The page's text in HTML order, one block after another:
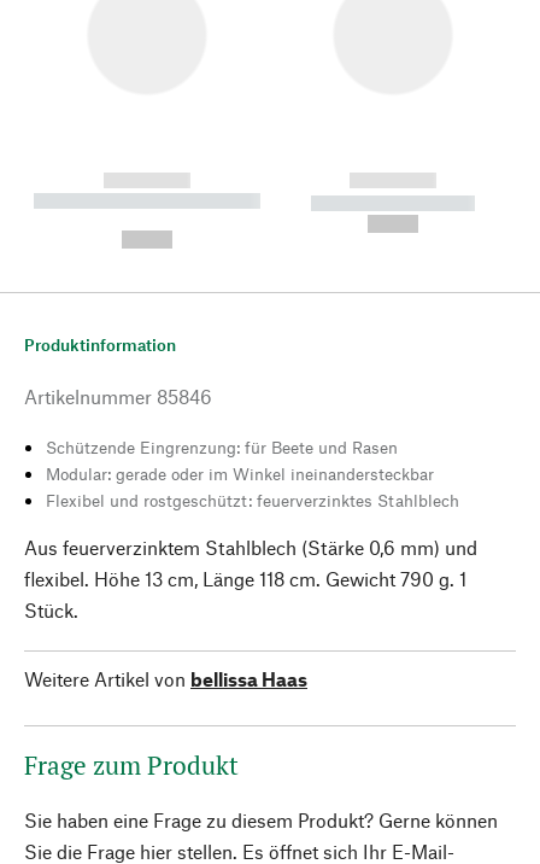
------------
----------- ----------- --------
------------
----------- -----------
Produktinformation
Artikelnummer 85846
Schützende Eingrenzung: für Beete und Rasen
Modular: gerade oder im Winkel ineinandersteckbar
Flexibel und rostgeschützt: feuerverzinktes Stahlblech
Aus feuerverzinktem Stahlblech (Stärke 0,6 mm) und
flexibel. Höhe 13 cm, Länge 118 cm. Gewicht 790 g. 1
Stück.
Weitere Artikel von bellissa Haas
Frage zum Produkt
Sie haben eine Frage zu diesem Produkt? Gerne können
Sie die Frage hier stellen. Es öffnet sich Ihr E-Mail-